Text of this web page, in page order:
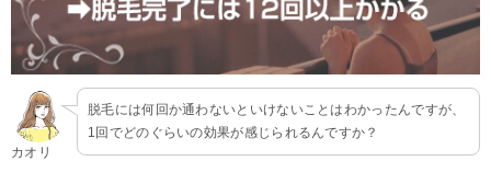
カオリ
脱毛には何回か通わないといけないことはわかったんですが、
1回でどのぐらいの効果が感じられるんですか？